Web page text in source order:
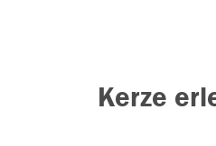
Kerze